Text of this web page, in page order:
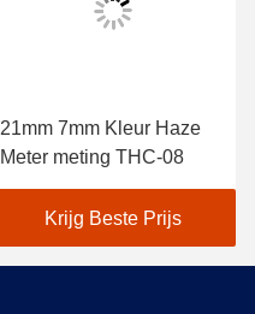
21mm 7mm Kleur Haze
Meter meting THC-08
Krijg Beste Prijs